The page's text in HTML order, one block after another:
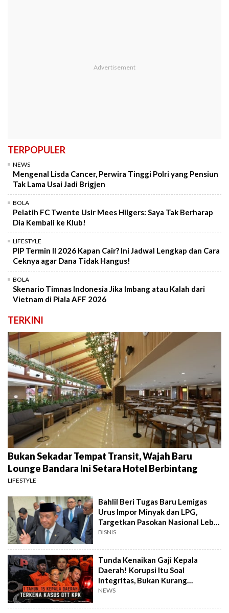
TERPOPULER
NEWS
Mengenal Lisda Cancer, Perwira Tinggi Polri yang Pensiun
Tak Lama Usai Jadi Brigjen
BOLA
Pelatih FC Twente Usir Mees Hilgers: Saya Tak Berharap
Dia Kembali ke Klub!
LIFESTYLE
PIP Termin II 2026 Kapan Cair? Ini Jadwal Lengkap dan Cara
Ceknya agar Dana Tidak Hangus!
BOLA
Skenario Timnas Indonesia Jika Imbang atau Kalah dari
Vietnam di Piala AFF 2026
TERKINI
Bukan Sekadar Tempat Transit, Wajah Baru
Lounge Bandara Ini Setara Hotel Berbintang
LIFESTYLE
Bahlil Beri Tugas Baru Lemigas
Urus Impor Minyak dan LPG,
Targetkan Pasokan Nasional Lebih
Terjamin
BISNIS
Tunda Kenaikan Gaji Kepala
Daerah! Korupsi Itu Soal
Integritas, Bukan Kurang
Penghasilan
NEWS